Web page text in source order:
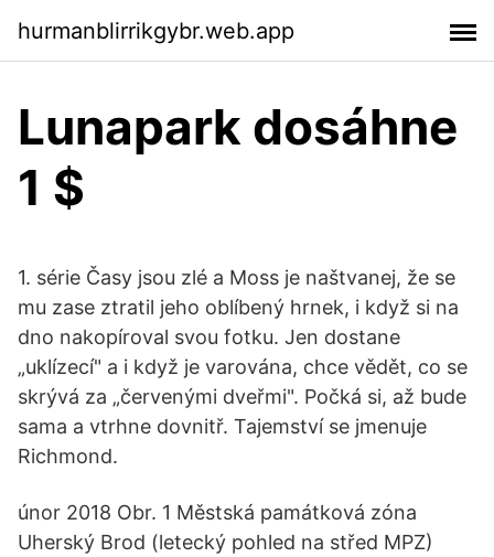
hurmanblirrikgybr.web.app
Lunapark dosáhne
1 $
1. série Časy jsou zlé a Moss je naštvanej, že se
mu zase ztratil jeho oblíbený hrnek, i když si na
dno nakopíroval svou fotku. Jen dostane
„uklízecí" a i když je varována, chce vědět, co se
skrývá za „červenými dveřmi". Počká si, až bude
sama a vtrhne dovnitř. Tajemství se jmenuje
Richmond.
únor 2018 Obr. 1 Městská památková zóna
Uherský Brod (letecký pohled na střed MPZ)